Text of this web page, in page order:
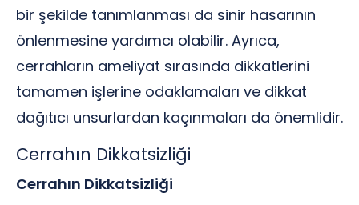
bir şekilde tanımlanması da sinir hasarının
önlenmesine yardımcı olabilir. Ayrıca,
cerrahların ameliyat sırasında dikkatlerini
tamamen işlerine odaklamaları ve dikkat
dağıtıcı unsurlardan kaçınmaları da önemlidir.
Cerrahın Dikkatsizliği
Cerrahın Dikkatsizliği